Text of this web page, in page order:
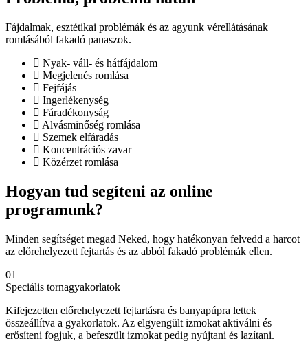
Fájdalmak, esztétikai problémák és az agyunk vérellátásának
romlásából fakadó panaszok.
Nyak- váll- és hátfájdalom
Megjelenés romlása
Fejfájás
Ingerlékenység
Fáradékonyság
Alvásminőség romlása
Szemek elfáradás
Koncentrációs zavar
Közérzet romlása
Hogyan tud segíteni az online
programunk?
Minden segítséget megad Neked, hogy hatékonyan felvedd a harcot
az előrehelyezett fejtartás és az abból fakadó problémák ellen.
01
Speciális tornagyakorlatok
Kifejezetten előrehelyezett fejtartásra és banyapúpra lettek
összeállítva a gyakorlatok. Az elgyengült izmokat aktiválni és
erősíteni fogjuk, a befeszült izmokat pedig nyújtani és lazítani.